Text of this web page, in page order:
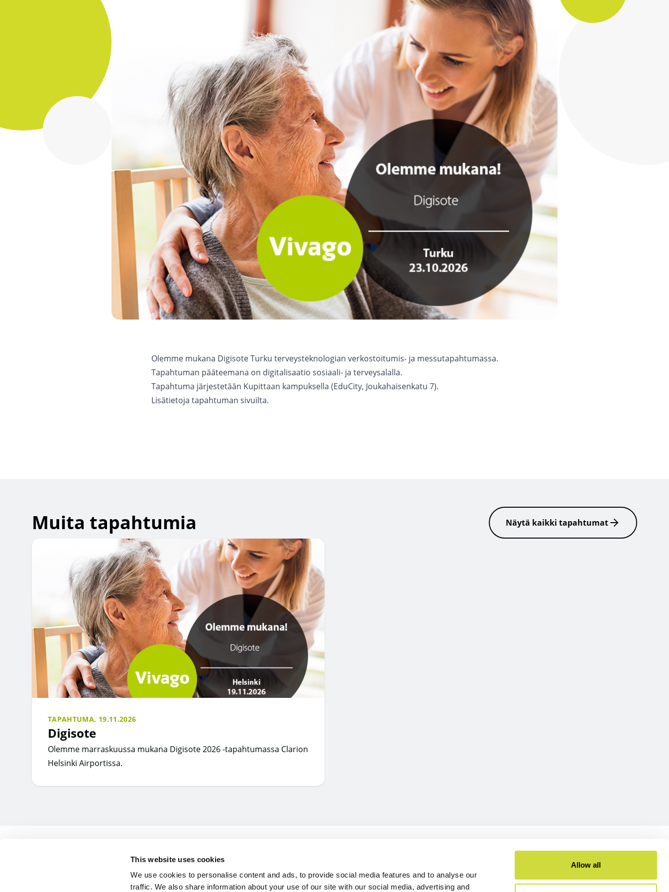
This website uses cookies
We use cookies to personalise content and ads, to provide social media features and to analyse our
traffic. We also share information about your use of our site with our social media, advertising and
Allow all
Olemme mukana Digisote Turku terveysteknologian verkostoitumis- ja messutapahtumassa.
Tapahtuman pääteemana on digitalisaatio sosiaali- ja terveysalalla.
Tapahtuma järjestetään Kupittaan kampuksella (EduCity, Joukahaisenkatu 7).
Lisätietoja tapahtuman sivuilta.
Muita tapahtumia Näytä kaikki tapahtumat
TAPAHTUMA, 19.11.2026
Digisote
Olemme marraskuussa mukana Digisote 2026 -tapahtumassa Clarion
Helsinki Airportissa.
Ota yhteyttä
Vivago Oy
Lars Sonckin kaari 14,
Ladattavat materiaalit
Yhteystiedot